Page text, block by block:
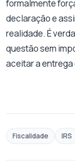
formalmente
declaração e
realidade. É
questão sem
aceitar a entrega
Fiscalidade IRS